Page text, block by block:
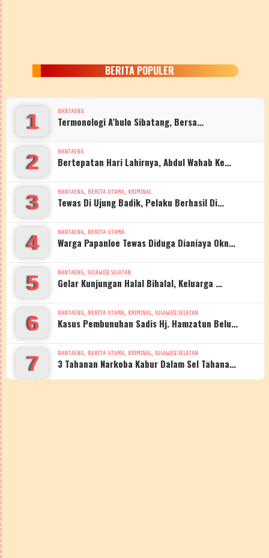
BERITA POPULER
1 BANTAENG
Termonologi A’bulo Sibatang, Bersa…
2 BANTAENG
Bertepatan Hari Lahirnya, Abdul Wahab Ke…
3 BANTAENG, BERITA UTAMA, KRIMINAL
Tewas Di Ujung Badik, Pelaku Berhasil Di…
4 BANTAENG, BERITA UTAMA
Warga Papanloe Tewas Diduga Dianiaya Okn…
5 BANTAENG, SULAWESI SELATAN
Gelar Kunjungan Halal Bihalal, Keluarga …
6 BANTAENG, BERITA UTAMA, KRIMINAL, SULAWESI SELATAN
Kasus Pembunuhan Sadis Hj. Hamzatun Belu…
7 BANTAENG, BERITA UTAMA, KRIMINAL, SULAWESI SELATAN
3 Tahanan Narkoba Kabur Dalam Sel Tahana…